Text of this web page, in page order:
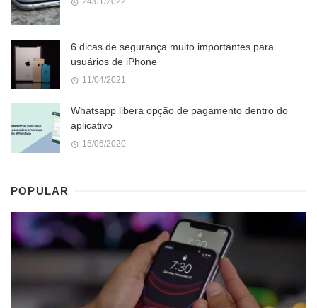
6 dicas de segurança muito importantes para
usuários de iPhone
11/04/2021
Whatsapp libera opção de pagamento dentro do
aplicativo
15/06/2020
POPULAR